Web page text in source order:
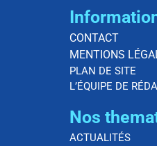
CONTACT
MENTIONS
PLAN DE SITE
L’ÉQUIPE DE
Nos
ACTUALITÉS